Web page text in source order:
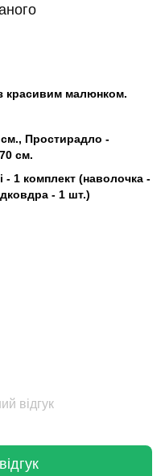
з красивим малюнком.
см., Простирадло -
см.
- 1 комплект (наволочка -
- 1 шт.)
відгук